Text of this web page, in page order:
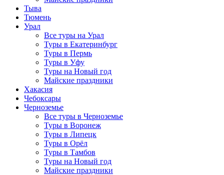
Тыва
Тюмень
Урал
Все туры на Урал
Туры в Екатеринбург
Туры в Пермь
Туры в Уфу
Туры на Новый год
Майские праздники
Хакасия
Чебоксары
Черноземье
Все туры в Черноземье
Туры в Воронеж
Туры в Липецк
Туры в Орёл
Туры в Тамбов
Туры на Новый год
Майские праздники